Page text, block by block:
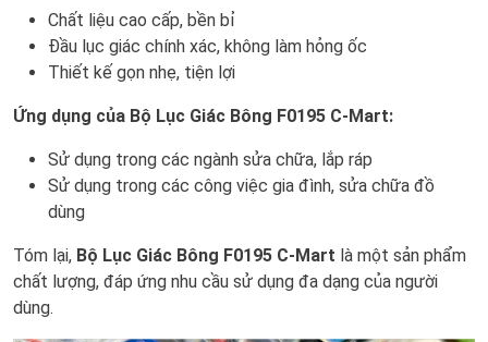
Chất liệu cao cấp, bền bỉ
Đầu lục giác chính xác, không làm hỏng ốc
Thiết kế gọn nhẹ, tiện lợi
Ứng dụng của Bộ Lục Giác Bông F0195 C-Mart:
Sử dụng trong các ngành sửa chữa, lắp ráp
Sử dụng trong các công việc gia đình, sửa chữa đồ
dùng
Tóm lại, Bộ Lục Giác Bông F0195 C-Mart là một sản phẩm
chất lượng, đáp ứng nhu cầu sử dụng đa dạng của người
dùng.